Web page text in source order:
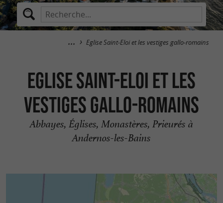
Eglise Saint-Eloi et les vestiges gallo-romains
Eglise Saint-Eloi et les
vestiges gallo-romains
Abbayes, Églises, Monastères, Prieurés à
Andernos-les-Bains